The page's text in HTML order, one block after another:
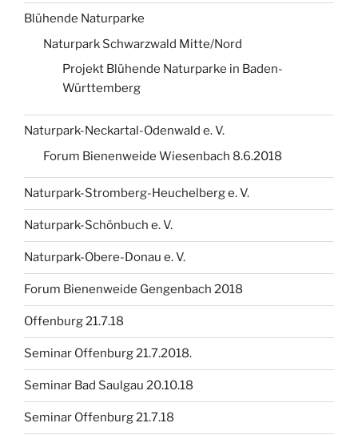
Blühende Naturparke
Naturpark Schwarzwald Mitte/Nord
Projekt Blühende Naturparke in Baden-
Württemberg
Naturpark-Neckartal-Odenwald e. V.
Forum Bienenweide Wiesenbach 8.6.2018
Naturpark-Stromberg-Heuchelberg e. V.
Naturpark-Schönbuch e. V.
Naturpark-Obere-Donau e. V.
Forum Bienenweide Gengenbach 2018
Offenburg 21.7.18
Seminar Offenburg 21.7.2018.
Seminar Bad Saulgau 20.10.18
Seminar Offenburg 21.7.18